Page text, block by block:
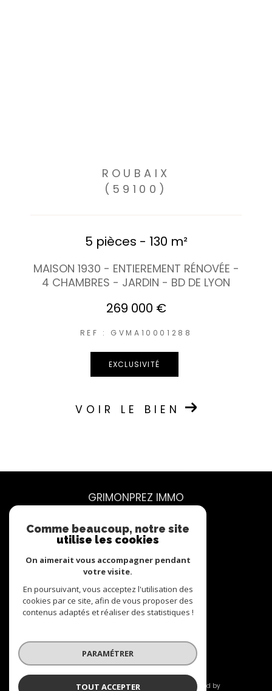
ROUBAIX
(59100)
5 pièces - 130 m²
MAISON 1930 - ENTIEREMENT RÉNOVÉE -
4 CHAMBRES - JARDIN - BD DE LYON
269 000 €
REF : GVMA10001288
EXCLUSIVITÉ
VOIR LE BIEN
GRIMONPREZ IMMO
07 62 71 54 86
contact@grimonprez.immo
48 rue du Curoir
59100
Nous suivre sur
© 2026 | Tous droits réservés | Traduction powered by
Comme beaucoup, notre site
utilise les cookies
On aimerait vous accompagner pendant
votre visite.
En poursuivant, vous acceptez l'utilisation des
cookies par ce site, afin de vous proposer des
contenus adaptés et réaliser des statistiques !
PARAMÉTRER
TOUT ACCEPTER